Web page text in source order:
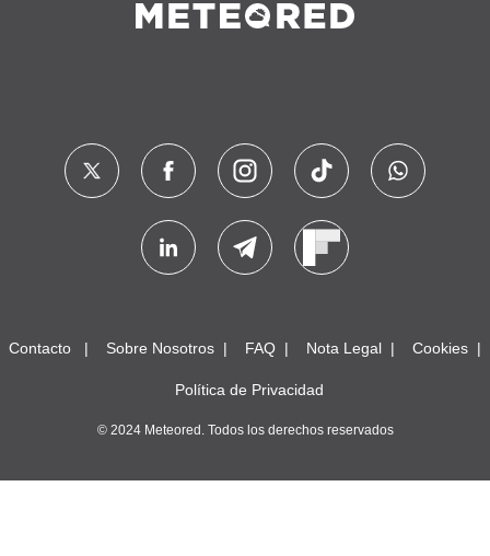
Contacto Sobre Nosotros FAQ Nota Legal Cookies
Política de Privacidad
© 2024 Meteored. Todos los derechos reservados